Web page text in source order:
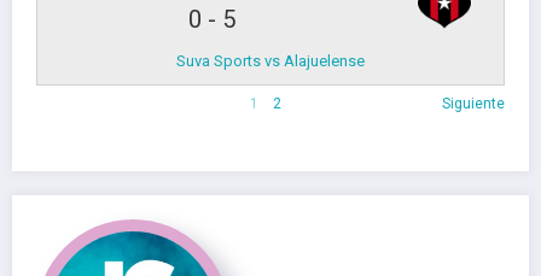
0 - 5
Suva Sports vs Alajuelense
1 2 Siguiente